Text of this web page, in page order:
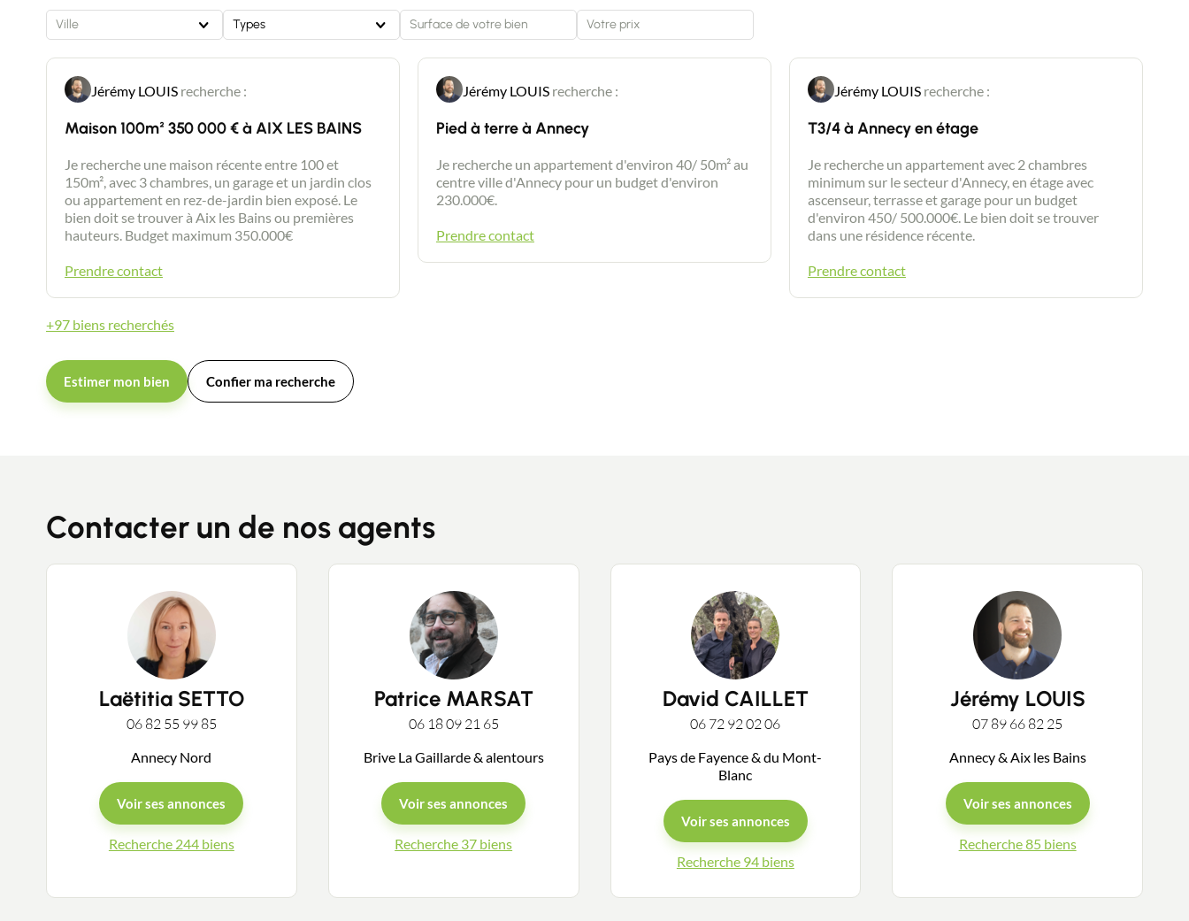
Acheter
Actualités
Contact
Ville Types
Jérémy LOUIS recherche :
Maison 100m² 350 000 € à AIX LES BAINS
Je recherche une maison récente entre 100 et
150m², avec 3 chambres, un garage et un jardin clos
ou appartement en rez-de-jardin bien exposé. Le
bien doit se trouver à Aix les Bains ou premières
hauteurs. Budget maximum 350.000€
Prendre contact
Jérémy LOUISrecherche :
Pied à terre à Annecy
Je recherche un appartement d'environ 40/ 50m² au
centre ville d'Annecy pour un budget d'environ
230.000€.
Prendre contact
Jérémy LOUISrecherche :
T3/4 à Annecy en étage
Je recherche un appartement avec 2 chambres
minimum sur le secteur d'Annecy, en étage avec
ascenseur, terrasse et garage pour un budget
d'environ 450/ 500.000€. Le bien doit se trouver
dans une résidence récente.
Prendre contact
+97 biens recherchés
Estimer mon bien Confier ma recherche
Contacter un de nos agents
Laëtitia SETTO
06 82 55 99 85
Annecy Nord
Voir ses annonces
Recherche 244 biens
Patrice MARSAT
06 18 09 21 65
Brive La Gaillarde & alentours
Voir ses annonces
Recherche 37 biens
David CAILLET
06 72 92 02 06
Pays de Fayence & du Mont-
Blanc
Voir ses annonces
Recherche 94 biens
Jérémy LOUIS
07 89 66 82 25
Annecy & Aix les Bains
Voir ses annonces
Recherche 85 biens